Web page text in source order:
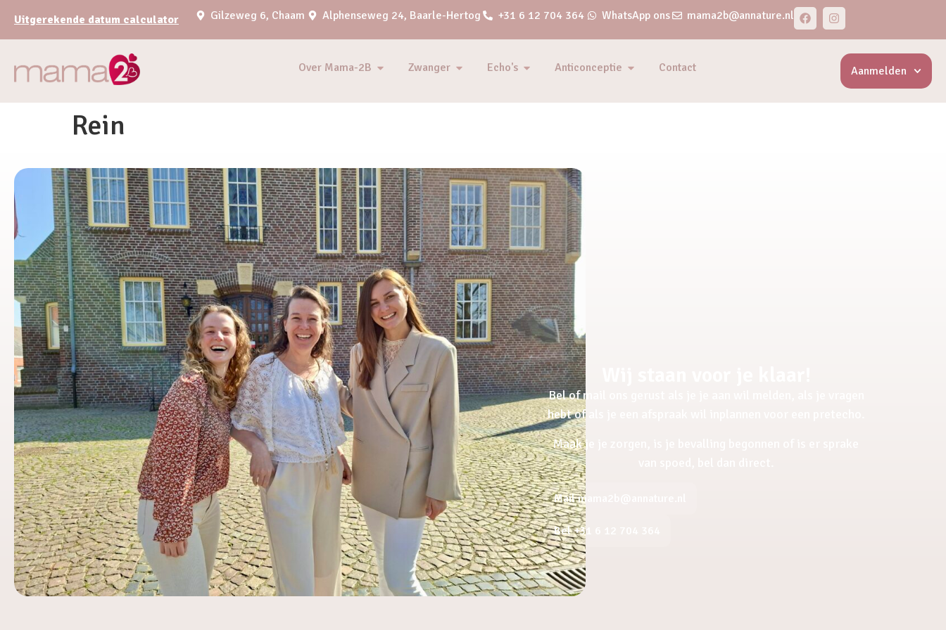
Uitgerekende datum calculator Gilzeweg 6, Chaam Alphenseweg 24, Baarle-Hertog +31 6 12 704 364 WhatsApp ons mama2b@annature.nl
Over Mama-2B Zwanger Echo's Anticonceptie Contact Aanmelden
Rein
Bel of mail ons gerust als je je aan wil melden, als je vragen
hebt of als je een afspraak wil inplannen voor een pretecho.
Maak je je zorgen, is je bevalling begonnen of is er sprake
Mail mama2b@annature.nl
Bel +31 6 12 704 364